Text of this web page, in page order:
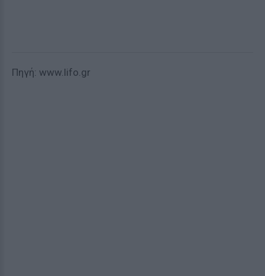
Πηγή: www.lifo.gr